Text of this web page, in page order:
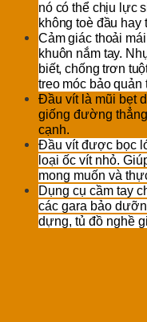
nó có thể chịu lực
không toè đầu hay
Cảm giác thoải
khuôn nắm tay.
biết, chống trơn
treo móc bảo quản
Đầu vít là mũi bẹt
giống đường
cạnh.
Đầu vít được bọc
loại ốc vít nhỏ.
mong muốn và
Dụng cụ cầm tay
các gara bảo
dựng, tủ đồ nghề